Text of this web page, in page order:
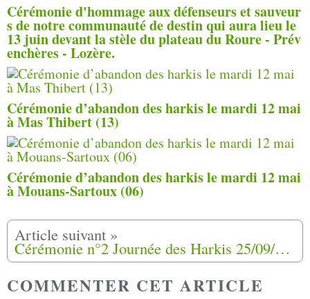
Cérémonie d'hommage aux défenseurs et sauveur
s de notre communauté de destin qui aura lieu le
13 juin devant la stèle du plateau du Roure - Prév
enchères - Lozère.
Cérémonie d’abandon des harkis le mardi 12 mai
à Mas Thibert (13)
Cérémonie d’abandon des harkis le mardi 12 mai
à Mouans-Sartoux (06)
Cérémonie n°2 Journée des Harkis 25/09/2011 Dordogne ( Périgueux )
COMMENTER CET ARTICLE